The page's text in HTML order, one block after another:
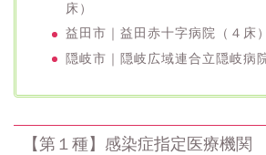
床）
益田市｜益田赤十字病院（４床）
隠岐市｜隠岐広域連合立隠岐病
【第１種】感染症指定医療機